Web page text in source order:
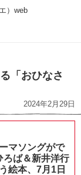
）web
「おひなさ
2024年2月29日
マソングがで
ば＆新井洋行
絵本、7月1日